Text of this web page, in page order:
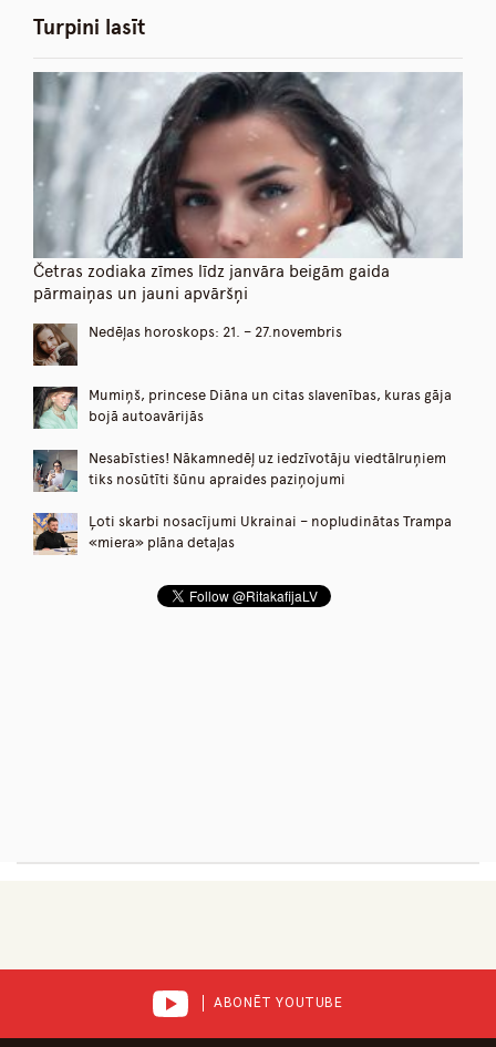
Turpini lasīt
Četras zodiaka zīmes līdz janvāra beigām gaida
pārmaiņas un jauni apvāršņi
Nedēļas horoskops: 21. – 27.novembris
Mumiņš, princese Diāna un citas slavenības, kuras gāja
bojā autoavārijās
Nesabīsties! Nākamnedēļ uz iedzīvotāju viedtālruņiem
tiks nosūtīti šūnu apraides paziņojumi
Ļoti skarbi nosacījumi Ukrainai – nopludinātas Trampa
«miera» plāna detaļas
ABONĒT YOUTUBE